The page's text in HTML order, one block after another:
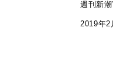
週刊新
2019年2